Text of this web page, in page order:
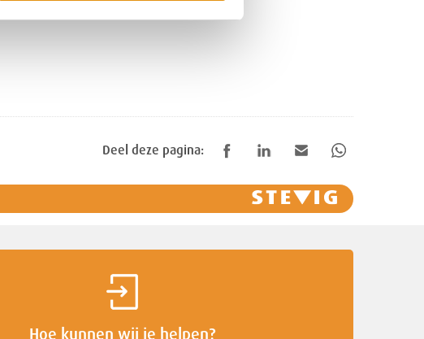
Deel deze pagina:
Hoe kunnen wij je helpen?